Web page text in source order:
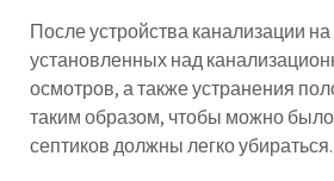
После устройства канализации
установленных над
осмотров, а также устранения
таким образом, чтобы можно
септиков должны легко убираться.